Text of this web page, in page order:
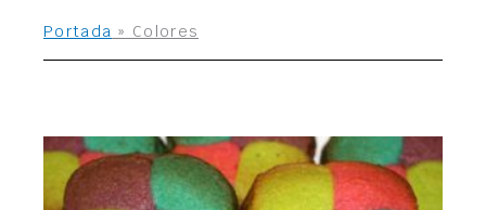
Portada » Colores